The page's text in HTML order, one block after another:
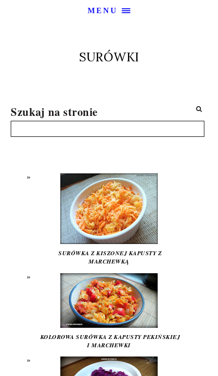
MENU
SURÓWKI
Szukaj na stronie
SURÓWKA Z KISZONEJ KAPUSTY Z
MARCHEWKĄ
KOLOROWA SURÓWKA Z KAPUSTY PEKIŃSKIEJ
I MARCHEWKI